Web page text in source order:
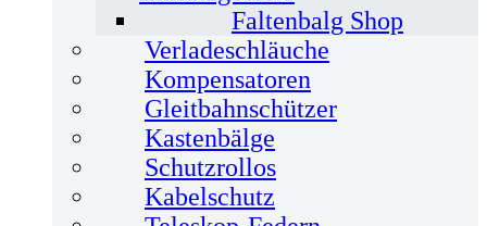
Faltenbalg Shop
Verladeschläuche
Kompensatoren
Gleitbahnschützer
Kastenbälge
Schutzrollos
Kabelschutz